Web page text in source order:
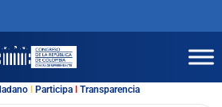
l Participal Transparencia